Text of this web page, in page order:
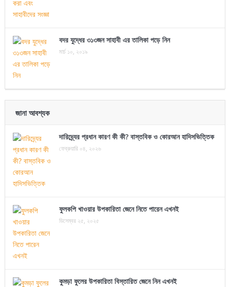
বদর যুদ্ধের ৩১৩জন সাহাবী এর তালিকা পড়ে নিন
মার্চ ১০, ২০১৯
জানা আবশ্যক
দারিদ্র্যের প্রধান কারণ কী কী? বাস্তবিক ও কোরআন হাদিসভিত্তিক
ফেব্রুয়ারি ০৪, ২০২৬
ফুলকপি খাওয়ার উপকারিতা জেনে নিতে পারেন এখনই
ডিসেম্বর ২৫, ২০২৫
কুমড়া ফুলের উপকারিতা বিস্তারিত জেনে নিন এখনই